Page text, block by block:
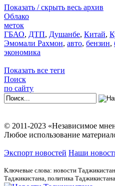
Показать / скрыть весь архив
Облако
меток
ГБАО, ДТП, Душанбе, Китай,
Эмомали Рахмон, авто, бензин,
экономика
Показать все теги
Поиск
по сайту
© 2011-2023 «Независимое
Любое использование
Экспорт новостей Наши
Ключевые слова: новости
Таджикистана, политика